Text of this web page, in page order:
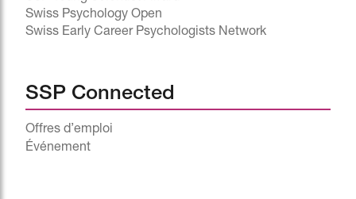
Swiss Psychology Open
Swiss Early Career Psychologists Network
SSP Connected
Offres d’emploi
Événement